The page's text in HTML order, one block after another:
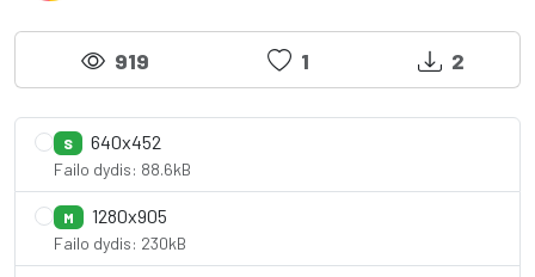
919 1 2
S 640x452
Failo dydis: 88.6kB
M 1280x905
Failo dydis: 230kB